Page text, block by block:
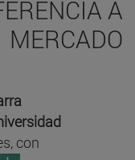
A
MERCADO
con